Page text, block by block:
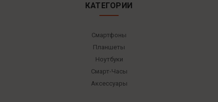
КАТЕГОРИИ
Смартфоны
Планшеты
Ноутбуки
Смарт-Часы
Аксессуары